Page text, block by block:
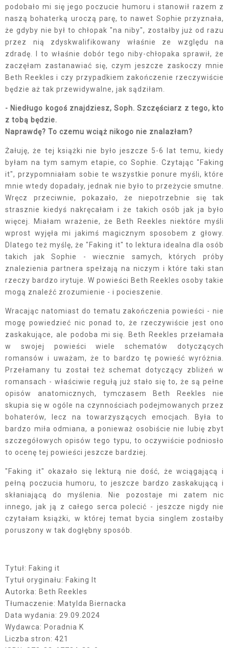
podobało mi się jego poczucie humoru i stanowił razem z
naszą bohaterką uroczą parę, to nawet Sophie przyznała,
że gdyby nie był to chłopak "na niby", zostałby już od razu
przez nią zdyskwalifikowany właśnie ze względu na
zdradę. I to właśnie dobór tego niby-chłopaka sprawił, że
zaczęłam zastanawiać się, czym jeszcze zaskoczy mnie
Beth Reekles i czy przypadkiem zakończenie rzeczywiście
będzie aż tak przewidywalne, jak sądziłam.
- Niedługo kogoś znajdziesz, Soph. Szczęściarz z tego, kto
z tobą będzie.
Naprawdę? To czemu wciąż nikogo nie znalazłam?
Żałuję, że tej książki nie było jeszcze 5-6 lat temu, kiedy
byłam na tym samym etapie, co Sophie. Czytając "Faking
it", przypomniałam sobie te wszystkie ponure myśli, które
mnie wtedy dopadały, jednak nie było to przeżycie smutne.
Wręcz przeciwnie, pokazało, że niepotrzebnie się tak
strasznie kiedyś nakręcałam i że takich osób jak ja było
więcej. Miałam wrażenie, że Beth Reekles niektóre myśli
wprost wyjęła mi jakimś magicznym sposobem z głowy.
Dlatego też myślę, że "Faking it" to lektura idealna dla osób
takich jak Sophie - wiecznie samych, których próby
znalezienia partnera spełzają na niczym i które taki stan
rzeczy bardzo irytuje. W powieści Beth Reekles osoby takie
mogą znaleźć zrozumienie - i pocieszenie.
Wracając natomiast do tematu zakończenia powieści - nie
mogę powiedzieć nic ponad to, że rzeczywiście jest ono
zaskakujące, ale podoba mi się. Beth Reekles przełamała
w swojej powieści wiele schematów dotyczących
romansów i uważam, że to bardzo tę powieść wyróżnia.
Przełamany tu został też schemat dotyczący zbliżeń w
romansach - właściwie regułą już stało się to, że są pełne
opisów anatomicznych, tymczasem Beth Reekles nie
skupia się w ogóle na czynnościach podejmowanych przez
bohaterów, lecz na towarzyszących emocjach. Była to
bardzo miła odmiana, a ponieważ osobiście nie lubię zbyt
szczegółowych opisów tego typu, to oczywiście podniosło
to ocenę tej powieści jeszcze bardziej.
"Faking it" okazało się lekturą nie dość, że wciągającą i
pełną poczucia humoru, to jeszcze bardzo zaskakującą i
skłaniającą do myślenia. Nie pozostaje mi zatem nic
innego, jak ją z całego serca polecić - jeszcze nigdy nie
czytałam książki, w której temat bycia singlem zostałby
poruszony w tak dogłębny sposób.
Tytuł: Faking it
Tytuł oryginału: Faking It
Autorka: Beth Reekles
Tłumaczenie: Matylda Biernacka
Data wydania: 29.09.2024
Wydawca: Poradnia K
Liczba stron: 421